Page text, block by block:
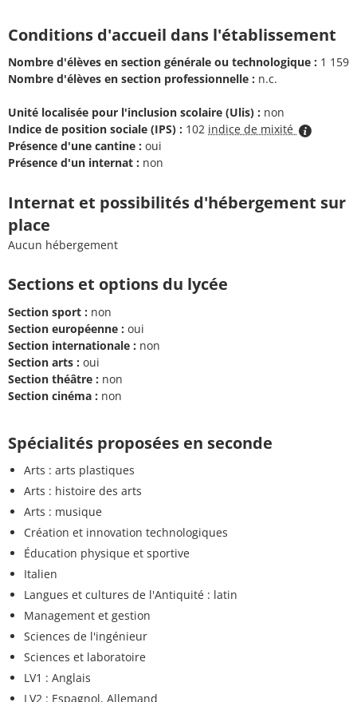
Conditions d'accueil dans l'établissement
Nombre d'élèves en section générale ou technologique : 1 159
Nombre d'élèves en section professionnelle : n.c.
Unité localisée pour l'inclusion scolaire (Ulis) : non
Indice de position sociale (IPS) : 102 indice de mixité
Présence d'une cantine : oui
Présence d'un internat : non
Internat et possibilités d'hébergement sur
place
Aucun hébergement
Sections et options du lycée
Section sport : non
Section européenne : oui
Section internationale : non
Section arts : oui
Section théâtre : non
Section cinéma : non
Spécialités proposées en seconde
Arts : arts plastiques
Arts : histoire des arts
Arts : musique
Création et innovation technologiques
Éducation physique et sportive
Italien
Langues et cultures de l'Antiquité : latin
Management et gestion
Sciences de l'ingénieur
Sciences et laboratoire
LV1 : Anglais
LV2 : Espagnol, Allemand